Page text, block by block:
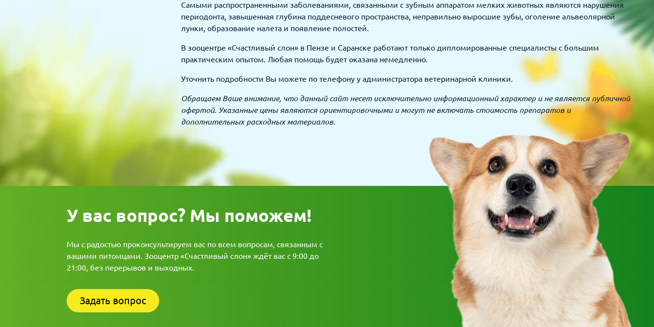
Самыми распространенными заболеваниями, связанными с зубным аппаратом мелких животных являются нарушения
периодонта, завышенная глубина поддесневого пространства, неправильно выросшие зубы, оголение альвеолярной
лунки, образование налета и появление полостей.
В зооцентре «Счастливый слон» в Пензе и Саранске работают только дипломированные специалисты с большим
практическим опытом. Любая помощь будет оказана немедленно.
Уточнить подробности Вы можете по телефону у администратора ветеринарной клиники.
Обращаем Ваше внимание, что данный сайт несет исключительно информационный характер и не является публичной
офертой. Указанные цены являются ориентировочными и могут не включать стоимость препаратов и
дополнительных расходных материалов.
У вас вопрос? Мы поможем!
Мы с радостью проконсультируем вас по всем вопросам, связанным с
вашими питомцами. Зооцентр «Счастливый слон» ждёт вас с 9:00 до
21:00, без перерывов и выходных.
Задать вопрос